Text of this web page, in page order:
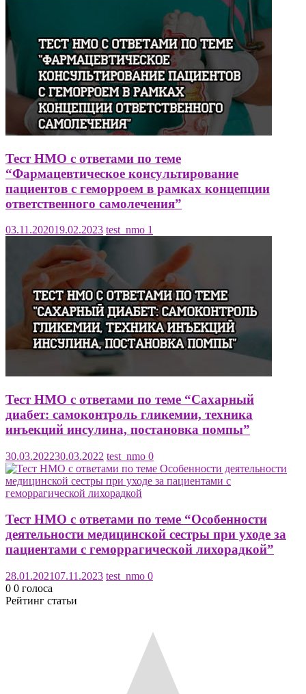
Тест НМО с ответами по теме
“Фармацевтическое консультирование
пациентов с геморроем в рамках концепции
ответственного самолечения”
03.11.202019.02.2023 test_nmo 1
Тест НМО с ответами по теме “Сахарный
диабет: самоконтроль гликемии, техника
инъекций инсулина, постановка помпы”
30.03.202230.03.2022 test_nmo 0
Тест НМО с ответами по теме “Особенности
деятельности медицинской сестры при уходе за
пациентами с геморрагической лихорадкой”
28.01.202107.11.2023 test_nmo 0
0 0 голоса
Рейтинг статьи